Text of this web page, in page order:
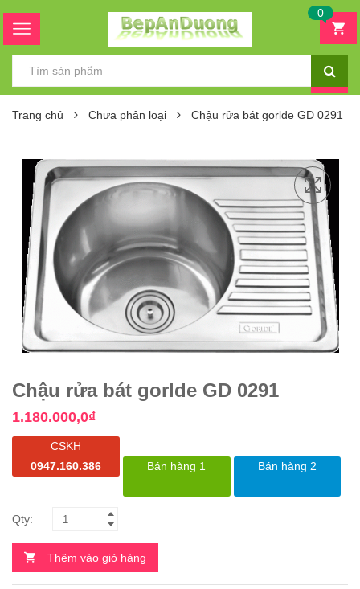
0
Trang chủ Chưa phân loại Chậu rửa bát gorlde GD 0291
Chậu rửa bát gorlde GD 0291
1.180.000,0₫
CSKH
0947.160.386
Bán hàng 1 Bán hàng 2
Thêm vào giỏ hàng